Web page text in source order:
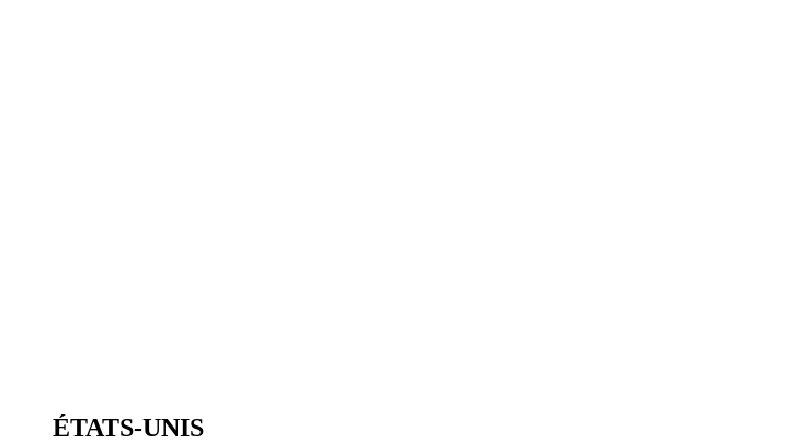
ÉTATS-UNIS